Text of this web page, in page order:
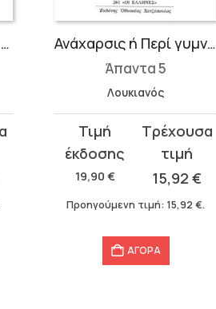
Αναβιούντες ή Αλιεύς, Περί παρασίτου, ότι τέχνη η παρασιτική, Ψευδοσοφιστής ή Σολοικιστής Ανάχαρσις ή Περί γυμνασίων, Τόξαρις ή Φιλία, Εικόνες, Υπέρ των εικόνων
Άπαντα 5
Λουκιανός
19,90 €
Original
price
was:
19,90 €.
15,92€
τρέχουσα
τιμή
είναι:
Προηγούμενη τιμή: 15,92€.
ΑΓΟΡΑ